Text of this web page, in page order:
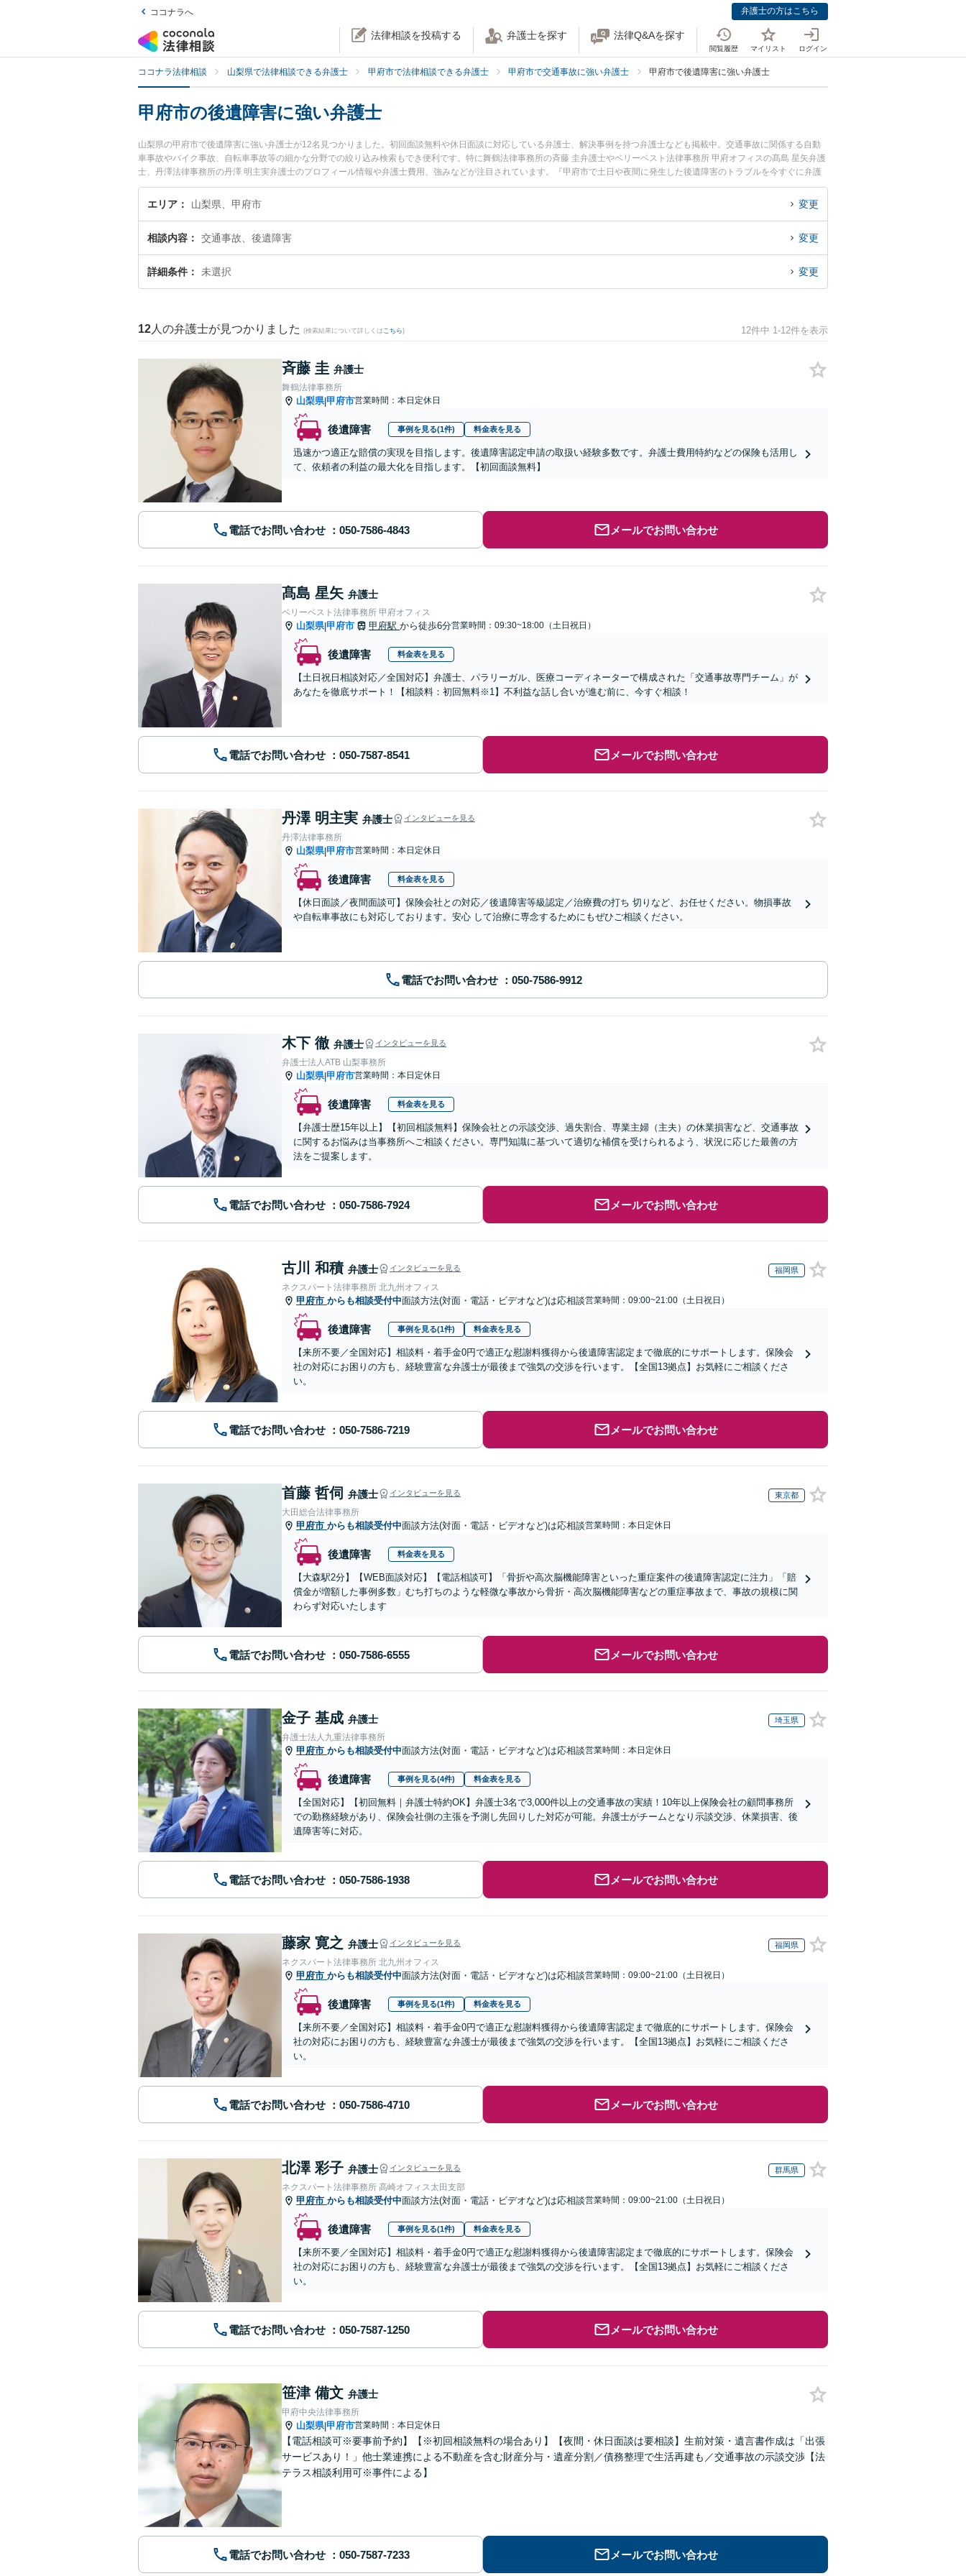
ココナラへ 弁護士の方はこちら
法律相談を投稿する 弁護士を探す 法律Q&Aを探す
閲覧履歴 マイリスト ログイン
ココナラ法律相談 山梨県で法律相談できる弁護士 甲府市で法律相談できる弁護士 甲府市で交通事故に強い弁護士 甲府市で後遺障害に強い弁護士
甲府市の後遺障害に強い弁護士
山梨県の甲府市で後遺障害に強い弁護士が12名見つかりました。初回面談無料や休日面談に対応している弁護士、解決事例を持つ弁護士なども掲載中。交通事故に関係する自動
車事故やバイク事故、自転車事故等の細かな分野での絞り込み検索もでき便利です。特に舞鶴法律事務所の斉藤 圭弁護士やベリーベスト法律事務所 甲府オフィスの髙島 星矢弁護
士、丹澤法律事務所の丹澤 明主実弁護士のプロフィール情報や弁護士費用、強みなどが注目されています。『甲府市で土日や夜間に発生した後遺障害のトラブルを今すぐに弁護
士に相談したい』『後遺障害のトラブル解決の実績豊富な近くの弁護士を検索したい』『初回相談無料で後遺障害を法律相談できる甲府市内の弁護士に相談予約したい』などでお
困りの相談者さんにおすすめです。
エリア 山梨県、甲府市 変更
相談内容 交通事故、後遺障害 変更
詳細条件 未選択 変更
12 人の弁護士が見つかりました (検索結果について詳しくは こちら) 12件中 1-12件を表示
斉藤 圭 弁護士
舞鶴法律事務所
山梨県|甲府市営業時間：本日定休日
後遺障害 事例を見る(1件) 料金表を見る
迅速かつ適正な賠償の実現を目指します。後遺障害認定申請の取扱い経験多数です。弁護士費用特約などの保険も活用し
て、依頼者の利益の最大化を目指します。【初回面談無料】
電話でお問い合わせ メールでお問い合わせ
髙島 星矢 弁護士
ベリーベスト法律事務所 甲府オフィス
山梨県|甲府市 甲府駅 から徒歩6分営業時間：09:30~18:00（土日祝日）
後遺障害 料金表を見る
【土日祝日相談対応／全国対応】弁護士、パラリーガル、医療コーディネーターで構成された「交通事故専門チーム」が
あなたを徹底サポート！【相談料：初回無料※1】不利益な話し合いが進む前に、今すぐ相談！
電話でお問い合わせ メールでお問い合わせ
丹澤 明主実 弁護士 インタビューを見る
丹澤法律事務所
山梨県|甲府市営業時間：本日定休日
後遺障害 料金表を見る
【休日面談／夜間面談可】保険会社との対応／後遺障害等級認定／治療費の打ち 切りなど、お任せください。物損事故
や自転車事故にも対応しております。安心 して治療に専念するためにもぜひご相談ください。
電話でお問い合わせ
木下 徹 弁護士 インタビューを見る
弁護士法人ATB 山梨事務所
山梨県|甲府市営業時間：本日定休日
後遺障害 料金表を見る
【弁護士歴15年以上】【初回相談無料】保険会社との示談交渉、過失割合、専業主婦（主夫）の休業損害など、交通事故
に関するお悩みは当事務所へご相談ください。専門知識に基づいて適切な補償を受けられるよう、状況に応じた最善の方
法をご提案します。
電話でお問い合わせ メールでお問い合わせ
古川 和積 弁護士 インタビューを見る 福岡県
ネクスパート法律事務所 北九州オフィス
甲府市 からも相談受付中面談方法(対面・電話・ビデオなど)は応相談営業時間：09:00~21:00（土日祝日）
後遺障害 事例を見る(1件) 料金表を見る
【来所不要／全国対応】相談料・着手金0円で適正な慰謝料獲得から後遺障害認定まで徹底的にサポートします。保険会
社の対応にお困りの方も、経験豊富な弁護士が最後まで強気の交渉を行います。【全国13拠点】お気軽にご相談くださ
い。
電話でお問い合わせ メールでお問い合わせ
首藤 哲伺 弁護士 インタビューを見る 東京都
大田総合法律事務所
甲府市 からも相談受付中面談方法(対面・電話・ビデオなど)は応相談営業時間：本日定休日
後遺障害 料金表を見る
【大森駅2分】【WEB面談対応】【電話相談可】「骨折や高次脳機能障害といった重症案件の後遺障害認定に注力」「賠
償金が増額した事例多数」むち打ちのような軽微な事故から骨折・高次脳機能障害などの重症事故まで、事故の規模に関
わらず対応いたします
電話でお問い合わせ メールでお問い合わせ
金子 基成 弁護士 埼玉県
弁護士法人九重法律事務所
甲府市 からも相談受付中面談方法(対面・電話・ビデオなど)は応相談営業時間：本日定休日
後遺障害 事例を見る(4件) 料金表を見る
【全国対応】【初回無料｜弁護士特約OK】弁護士3名で3,000件以上の交通事故の実績！10年以上保険会社の顧問事務所
での勤務経験があり、保険会社側の主張を予測し先回りした対応が可能。弁護士がチームとなり示談交渉、休業損害、後
遺障害等に対応。
電話でお問い合わせ メールでお問い合わせ
藤家 寛之 弁護士 インタビューを見る 福岡県
ネクスパート法律事務所 北九州オフィス
甲府市 からも相談受付中面談方法(対面・電話・ビデオなど)は応相談営業時間：09:00~21:00（土日祝日）
後遺障害 事例を見る(1件) 料金表を見る
【来所不要／全国対応】相談料・着手金0円で適正な慰謝料獲得から後遺障害認定まで徹底的にサポートします。保険会
社の対応にお困りの方も、経験豊富な弁護士が最後まで強気の交渉を行います。【全国13拠点】お気軽にご相談くださ
い。
電話でお問い合わせ メールでお問い合わせ
北澤 彩子 弁護士 インタビューを見る 群馬県
ネクスパート法律事務所 高崎オフィス太田支部
甲府市 からも相談受付中面談方法(対面・電話・ビデオなど)は応相談営業時間：09:00~21:00（土日祝日）
後遺障害 事例を見る(1件) 料金表を見る
【来所不要／全国対応】相談料・着手金0円で適正な慰謝料獲得から後遺障害認定まで徹底的にサポートします。保険会
社の対応にお困りの方も、経験豊富な弁護士が最後まで強気の交渉を行います。【全国13拠点】お気軽にご相談くださ
い。
電話でお問い合わせ メールでお問い合わせ
笹津 備文 弁護士
甲府中央法律事務所
山梨県|甲府市営業時間：本日定休日
【電話相談可※要事前予約】【※初回相談無料の場合あり】【夜間・休日面談は要相談】生前対策・遺言書作成は「出張
サービスあり！」他士業連携による不動産を含む財産分与・遺産分割／債務整理で生活再建も／交通事故の示談交渉【法
テラス相談利用可※事件による】
電話でお問い合わせ メールでお問い合わせ